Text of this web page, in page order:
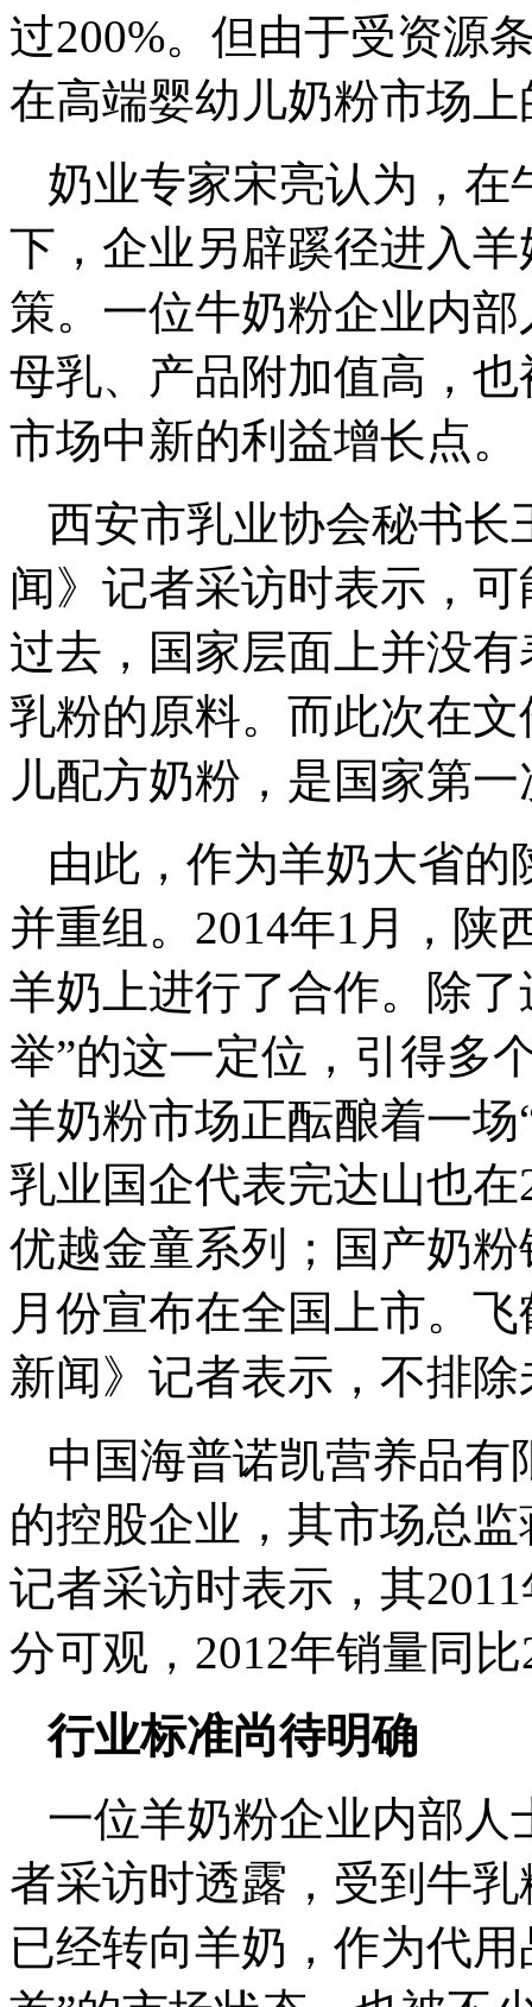
过200%。但由于受资源
在高端婴幼儿奶粉市场
奶业专家宋亮认为，在
下，企业另辟蹊径进入
策。一位牛奶粉企业内
母乳、产品附加值高，
市场中新的利益增长点。
西安市乳业协会秘书长
闻》记者采访时表示，
过去，国家层面上并没
乳粉的原料。而此次在
儿配方奶粉，是国家第
由此，作为羊奶大省
并重组。2014年1月，陕
羊奶上进行了合作。除
举”的这一定位，引得多
羊奶粉市场正酝酿着一
乳业国企代表完达山也
优越金童系列；国产奶
月份宣布在全国上市。
新闻》记者表示，不排
中国海普诺凯营养品
的控股企业，其市场总
记者采访时表示，其
分可观，2012年销量同
行业标准尚待明确
一位羊奶粉企业内部人
者采访时透露，受到牛
已经转向羊奶，作为代